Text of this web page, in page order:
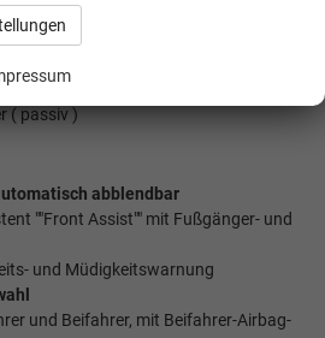
DAB+
Zuziehhilfe
(Bluetooth)
( passiv )
abblendbar
""Front Assist"" mit Fußgänger- und
und Müdigkeitswarnung
und Beifahrer, mit Beifahrer-Airbag-